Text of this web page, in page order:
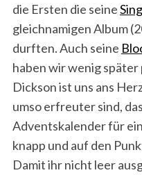
die Ersten die seine
gleichnamigen Album
durften. Auch seine
haben wir wenig
Dickson ist uns ans
umso erfreuter sind,
Adventskalender für
knapp und auf den
Damit ihr nicht leer